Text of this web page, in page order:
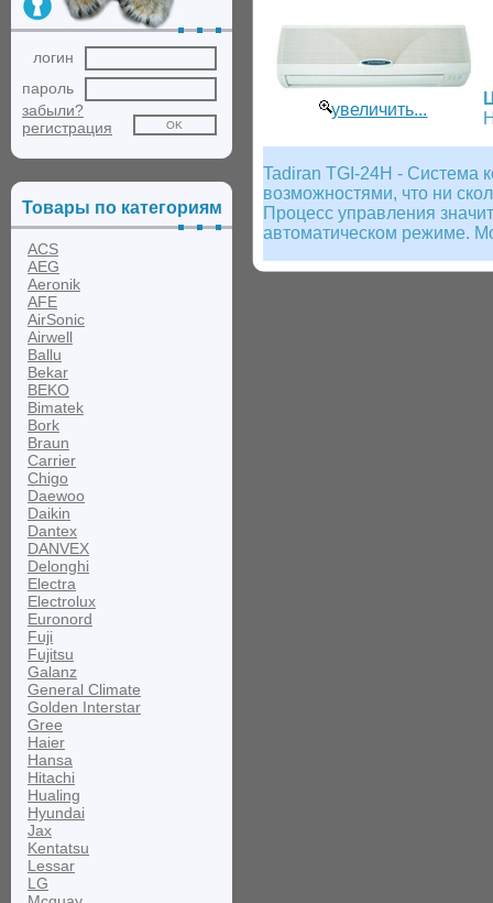
логин
пароль
забыли?
регистрация
Товары по категориям
ACS
AEG
Aeronik
AFE
AirSonic
Airwell
Ballu
Bekar
BEKO
Bimatek
Bork
Braun
Carrier
Chigo
Daewoo
Daikin
Dantex
DANVEX
Delonghi
Electra
Electrolux
Euronord
Fuji
Fujitsu
Galanz
General Climate
Golden Interstar
Gree
Haier
Hansa
Hitachi
Hualing
Hyundai
Jax
Kentatsu
Lessar
LG
увеличить...
Tadiran TGI-24H - Система
возможностями, что ни
Процесс управления
автоматическом режиме.